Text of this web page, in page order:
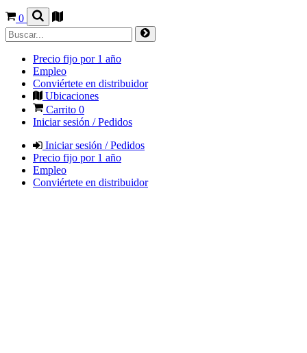
0
Precio fijo por 1 año
Empleo
Conviértete en distribuidor
Ubicaciones
Carrito 0
Iniciar sesión / Pedidos
Iniciar sesión / Pedidos
Precio fijo por 1 año
Empleo
Conviértete en distribuidor